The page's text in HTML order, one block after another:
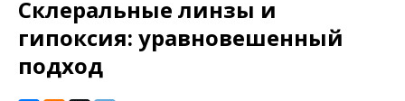
Склеральные линзы и
гипоксия: уравновешенный
подход